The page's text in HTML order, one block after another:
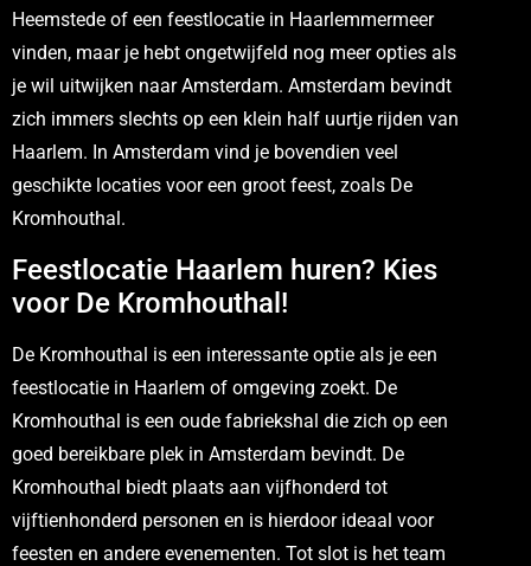
Heemstede of een feestlocatie in Haarlemmermeer
vinden, maar je hebt ongetwijfeld nog meer opties als
je wil uitwijken naar Amsterdam. Amsterdam bevindt
zich immers slechts op een klein half uurtje rijden van
Haarlem. In Amsterdam vind je bovendien veel
geschikte locaties voor een groot feest, zoals De
Kromhouthal.
Feestlocatie Haarlem huren? Kies
voor De Kromhouthal!
De Kromhouthal is een interessante optie als je een
feestlocatie in Haarlem of omgeving zoekt. De
Kromhouthal is een oude fabriekshal die zich op een
goed bereikbare plek in Amsterdam bevindt. De
Kromhouthal biedt plaats aan vijfhonderd tot
vijftienhonderd personen en is hierdoor ideaal voor
feesten en andere evenementen. Tot slot is het team